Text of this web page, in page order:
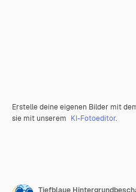
Erstelle deine eigenen Bilder mit
sie mit unserem KI-Fotoeditor.